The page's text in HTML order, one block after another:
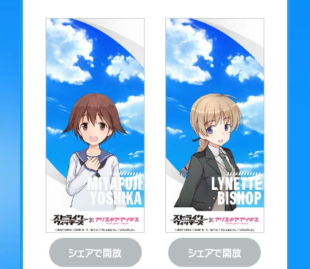
ダウンロード ダウンロード